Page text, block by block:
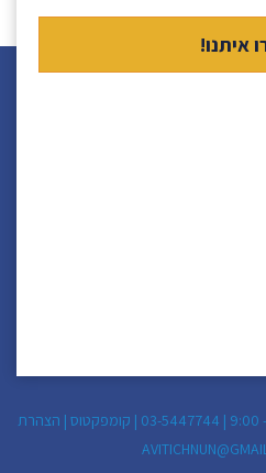
03-5447744
| קומפקטוס | הצהרת